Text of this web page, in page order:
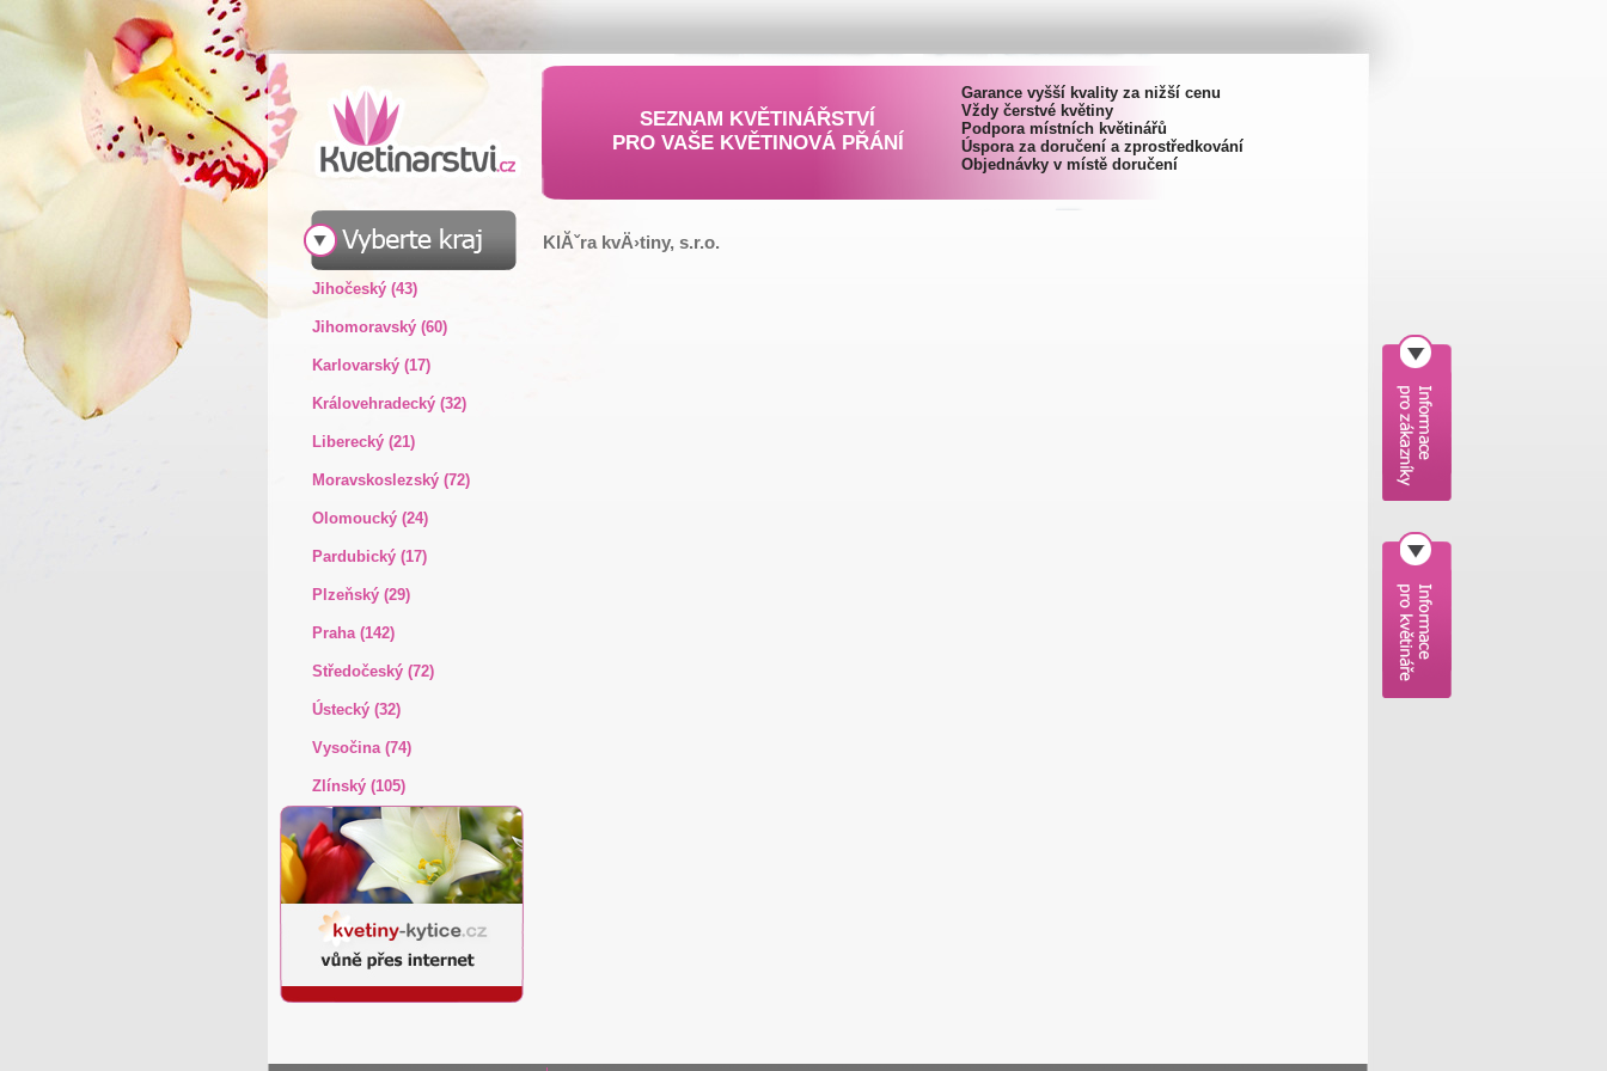
SEZNAM KVĚTINÁŘSTVÍ
PRO VAŠE KVĚTINOVÁ PŘÁNÍ
Garance vyšší kvality za nižší cenu
Vždy čerstvé květiny
Podpora místních květinářů
Úspora za doručení a zprostředkování
Objednávky v místě doručení
Jihočeský (43)
Jihomoravský (60)
Karlovarský (17)
Královehradecký (32)
Liberecký (21)
Moravskoslezský (72)
Olomoucký (24)
Pardubický (17)
Plzeňský (29)
Praha (142)
Středočeský (72)
Ústecký (32)
Vysočina (74)
Zlínský (105)
KlĂˇra kvÄ›tiny, s.r.o.